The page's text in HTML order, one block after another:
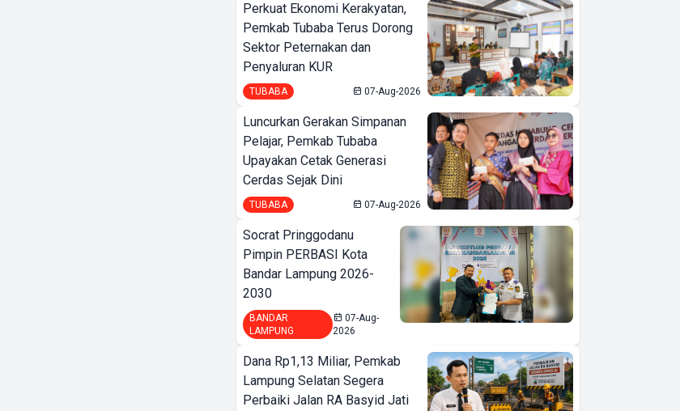
Perkuat Ekonomi Kerakyatan,
Pemkab Tubaba Terus Dorong
Sektor Peternakan dan
Penyaluran KUR
TUBABA 07-Aug-2026
Luncurkan Gerakan Simpanan
Pelajar, Pemkab Tubaba
Upayakan Cetak Generasi
Cerdas Sejak Dini
TUBABA 07-Aug-2026
Socrat Pringgodanu
Pimpin PERBASI Kota
Bandar Lampung 2026-
2030
BANDAR
LAMPUNG
07-Aug-
2026
Dana Rp1,13 Miliar, Pemkab
Lampung Selatan Segera
Perbaiki Jalan RA Basyid Jati